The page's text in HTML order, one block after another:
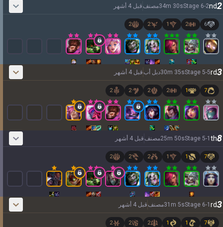
2
nd
Stage 6-2
34m 30s مصنف قبل 4 أشهر
6
2
1
2
2
3
rd
Stage 5-5
30m 35s دبل أبقبل 4 أشهر
7
1
2
2
2
2
8
th
Stage 5-1
25m 50s مصنف قبل 4 أشهر
7
1
1
2
2
2
3
rd
Stage 6-1
31 m 5s مصنف قبل 4 أشهر
7
1
1
2
2
2